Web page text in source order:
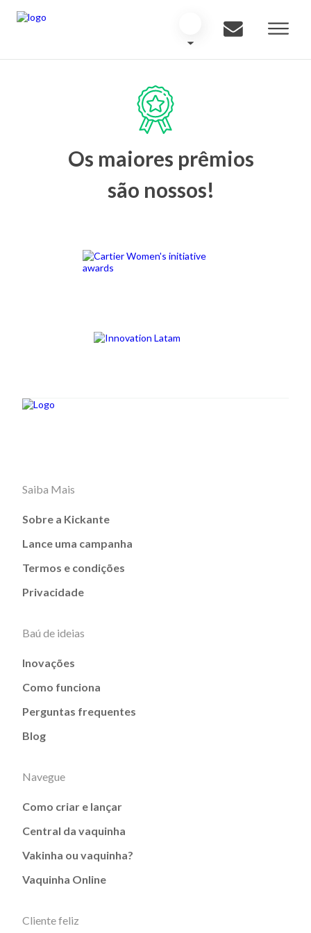
Os maiores prêmios
são nossos!
Saiba Mais
Sobre a Kickante
Lance uma campanha
Termos e condições
Privacidade
Baú de ideias
Inovações
Como funciona
Perguntas frequentes
Blog
Navegue
Como criar e lançar
Central da vaquinha
Vakinha ou vaquinha?
Vaquinha Online
Cliente feliz